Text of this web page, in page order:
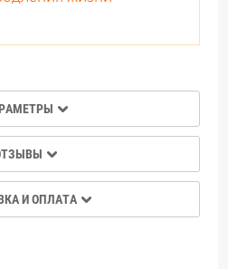
И ОПЛАТА